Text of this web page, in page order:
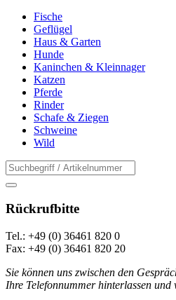
Fische
Geflügel
Haus & Garten
Hunde
Kaninchen & Kleinnager
Katzen
Pferde
Rinder
Schafe & Ziegen
Schweine
Wild
Rückrufbitte
Tel.: +49 (0) 36461 820 0
Fax: +49 (0) 36461 820 20
Sie können uns zwischen den
Ihre Telefonnummer hinterlassen und